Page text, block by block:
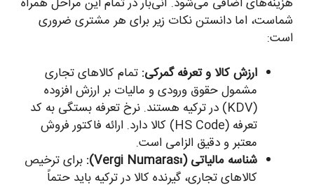
شماست، اما دانستن نکات زیر برای هر مشتری ضروری
است:
ارزش کالا و تعرفه گمرکی: تمام کالاهای تجاری
مشمول حقوق ورودی و مالیات بر ارزش افزوده
(KDV) در ترکیه هستند. نرخ تعرفه بستگی به کد
تعرفه (HS Code) کالا دارد. ارائه فاکتور فروش
معتبر و دقیق الزامی است.
شناسه مالیاتی (Vergi Numarası):
برای ترخیص
کالاهای تجاری، گیرنده کالا در ترکیه باید حتماً